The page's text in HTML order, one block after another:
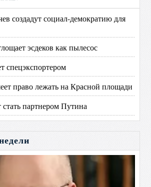
создадут социал-демократию для
эсдеков как пылесос
спецэкспортером
право лежать на Красной площади
стать партнером Путина